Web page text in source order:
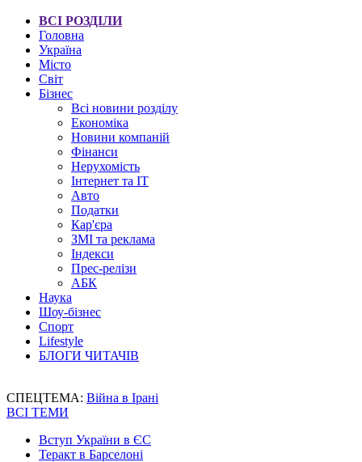
ВСІ РОЗДІЛИ
Головна
Україна
Місто
Світ
Бізнес
Всі новини розділу
Економіка
Новини компаній
Фінанси
Нерухомість
Інтернет та IT
Авто
Податки
Кар'єра
ЗМІ та реклама
Індекси
Прес-релізи
АБК
Наука
Шоу-бізнес
Спорт
Lifestyle
БЛОГИ ЧИТАЧІВ
СПЕЦТЕМА: Війна в Ірані
ВСІ ТЕМИ
Вступ України в ЄС
Теракт в Барселоні